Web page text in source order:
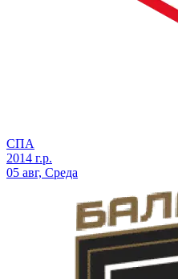
СПА
2014 г.р.
05 авг, Среда